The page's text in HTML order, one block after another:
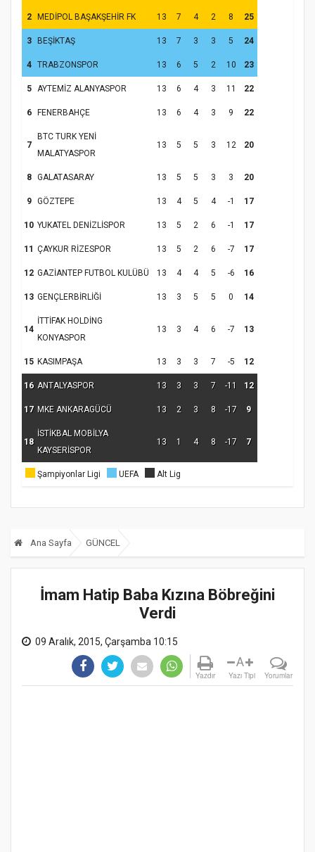
2 MEDİPOL BAŞAKŞEHİR FK 13 7 4 2 8 25
3 BEŞİKTAŞ 13 7 3 3 5 24
4 TRABZONSPOR 13 6 5 2 10 23
5 AYTEMİZ ALANYASPOR 13 6 4 3 11 22
6 FENERBAHÇE 13 6 4 3 9 22
7
BTC TURK YENİ
MALATYASPOR
13 5 5 3 12 20
8 GALATASARAY 13 5 5 3 3 20
9 GÖZTEPE 13 4 5 4 -1 17
10 YUKATEL DENİZLİSPOR 13 5 2 6 -1 17
11 ÇAYKUR RİZESPOR 13 5 2 6 -7 17
12 GAZİANTEP FUTBOL KULÜBÜ 13 4 4 5 -6 16
13 GENÇLERBİRLİĞİ 13 3 5 5 0 14
14
İTTİFAK HOLDİNG
KONYASPOR
13 3 4 6 -7 13
15 KASIMPAŞA 13 3 3 7 -5 12
16 ANTALYASPOR 13 3 3 7 -11 12
17 MKE ANKARAGÜCÜ 13 2 3 8 -17 9
18
İSTİKBAL MOBİLYA
KAYSERİSPOR
13 1 4 8 -17 7
Şampiyonlar Ligi UEFA Alt Lig
Ana Sayfa GÜNCEL
İmam Hatip Baba Kızına Böbreğini
Verdi
09 Aralık, 2015, Çarşamba 10:15
Yazdır
A
Yazı Tipi Yorumlar